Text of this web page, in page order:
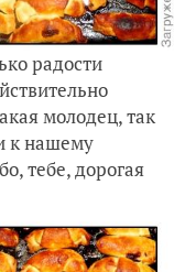
радости
молодец, так
к нашему
тебе, дорогая